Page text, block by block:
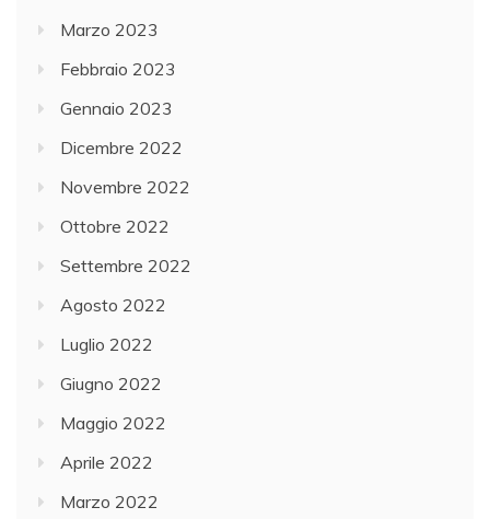
Marzo 2023
Febbraio 2023
Gennaio 2023
Dicembre 2022
Novembre 2022
Ottobre 2022
Settembre 2022
Agosto 2022
Luglio 2022
Giugno 2022
Maggio 2022
Aprile 2022
Marzo 2022